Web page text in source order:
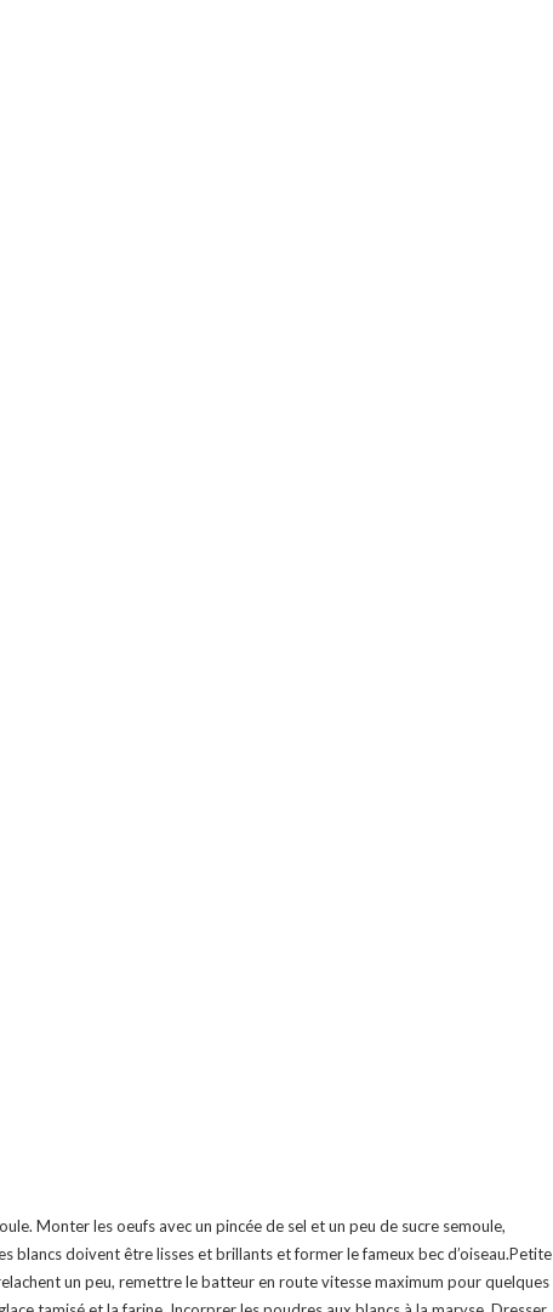
Monter les oeufs avec un pincée de sel et un peu de sucre semoule,
blancs doivent être lisses et brillants et former le fameux bec d’oiseau.Petite
un peu, remettre le batteur en route vitesse maximum pour quelques